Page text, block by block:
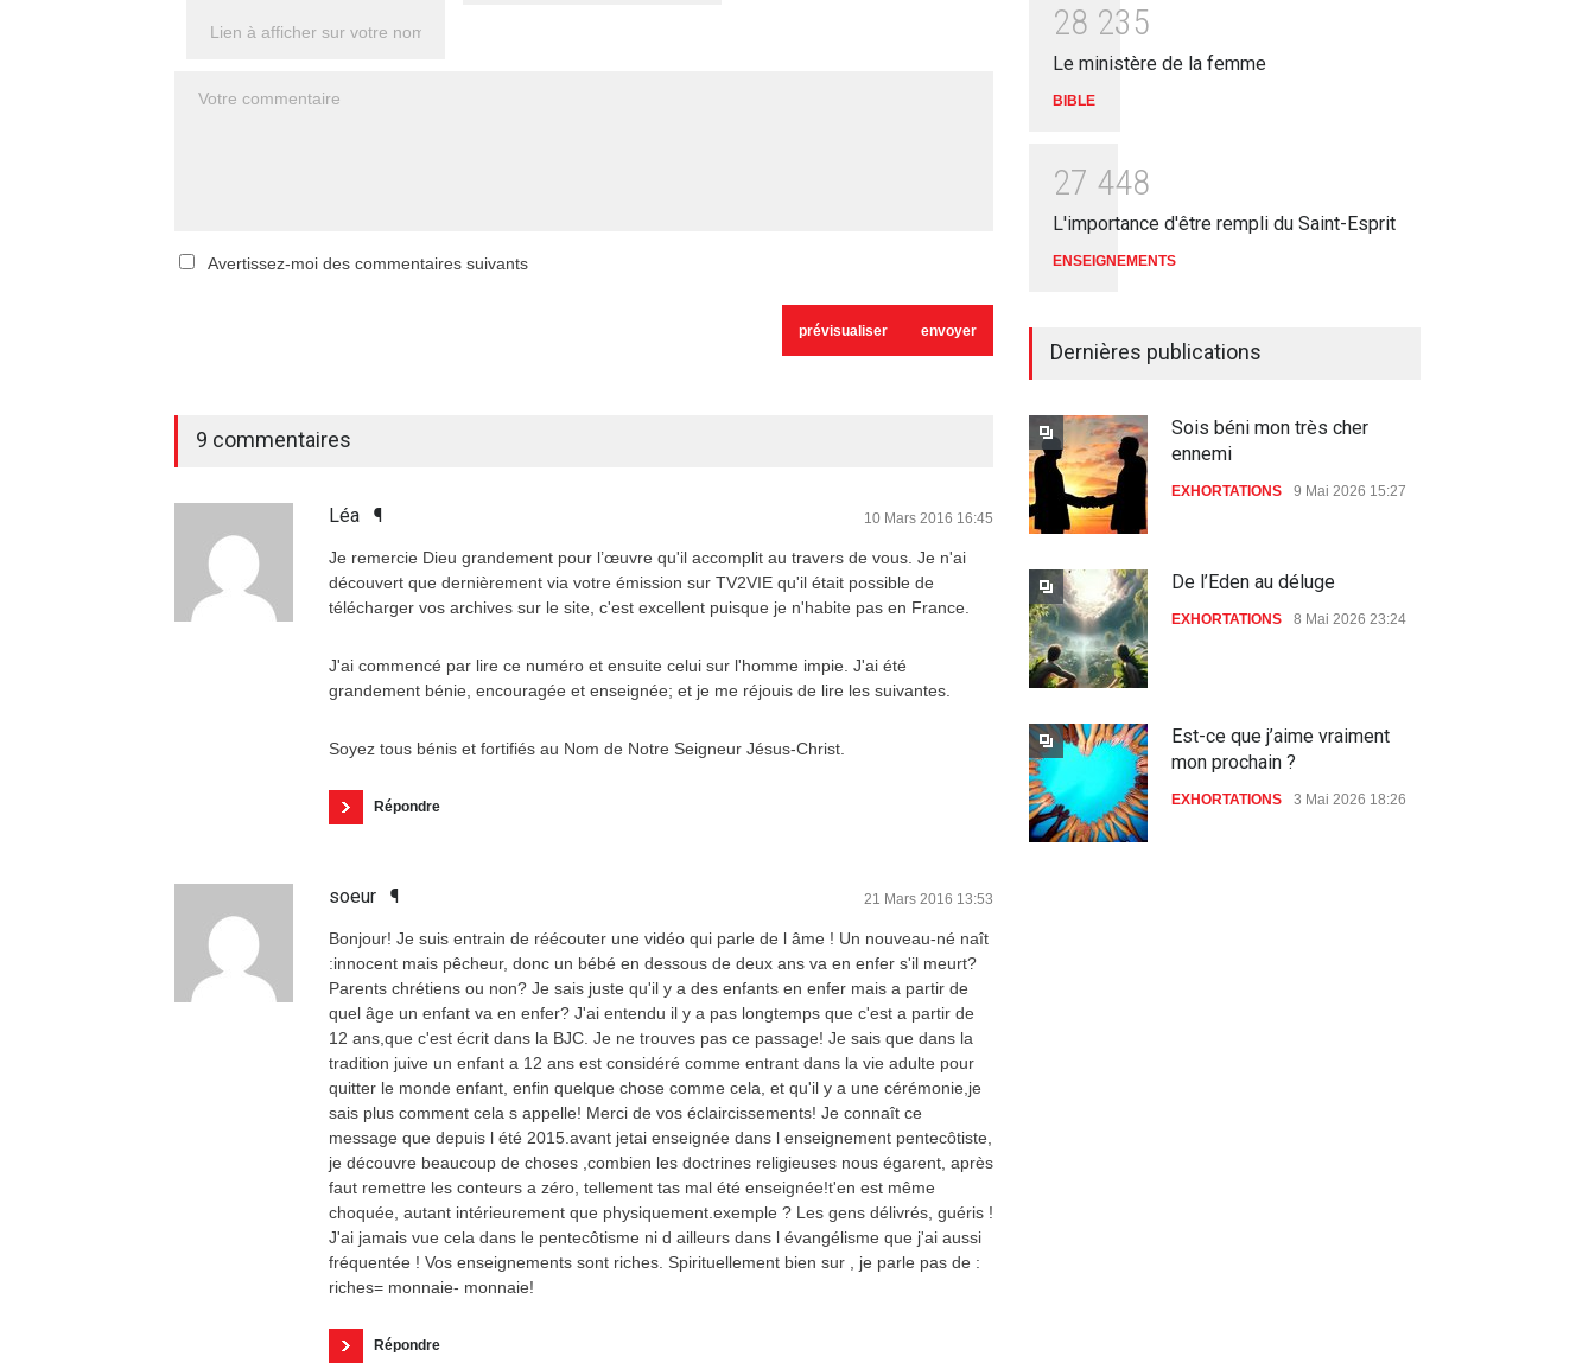
Avertissez-moi des commentaires suivants
9 commentaires
Léa ¶ 10 Mars 2016 16:45
Je remercie Dieu grandement pour l’œuvre qu'il accomplit au travers de vous. Je n'ai
découvert que dernièrement via votre émission sur TV2VIE qu'il était possible de
télécharger vos archives sur le site, c'est excellent puisque je n'habite pas en France.
J'ai commencé par lire ce numéro et ensuite celui sur l'homme impie. J'ai été
grandement bénie, encouragée et enseignée; et je me réjouis de lire les suivantes.
Soyez tous bénis et fortifiés au Nom de Notre Seigneur Jésus-Christ.
Répondre
soeur ¶ 21 Mars 2016 13:53
Bonjour! Je suis entrain de réécouter une vidéo qui parle de l âme ! Un nouveau-né naît
:innocent mais pêcheur, donc un bébé en dessous de deux ans va en enfer s'il meurt?
Parents chrétiens ou non? Je sais juste qu'il y a des enfants en enfer mais a partir de
quel âge un enfant va en enfer? J'ai entendu il y a pas longtemps que c'est a partir de
12 ans,que c'est écrit dans la BJC. Je ne trouves pas ce passage! Je sais que dans la
tradition juive un enfant a 12 ans est considéré comme entrant dans la vie adulte pour
quitter le monde enfant, enfin quelque chose comme cela, et qu'il y a une cérémonie,je
sais plus comment cela s appelle! Merci de vos éclaircissements! Je connaît ce
message que depuis l été 2015.avant jetai enseignée dans l enseignement pentecôtiste,
je découvre beaucoup de choses ,combien les doctrines religieuses nous égarent, après
faut remettre les conteurs a zéro, tellement tas mal été enseignée!t'en est même
choquée, autant intérieurement que physiquement.exemple ? Les gens délivrés, guéris !
J'ai jamais vue cela dans le pentecôtisme ni d ailleurs dans l évangélisme que j'ai aussi
fréquentée ! Vos enseignements sont riches. Spirituellement bien sur , je parle pas de :
riches= monnaie- monnaie!
Répondre
28 235
Le ministère de la femme
BIBLE
27 448
L'importance d'être rempli du Saint-Esprit
ENSEIGNEMENTS
Dernières publications
Sois béni mon très cher
ennemi
EXHORTATIONS 9 Mai 2026 15:27
De l’Eden au déluge
EXHORTATIONS 8 Mai 2026 23:24
Est-ce que j’aime vraiment
mon prochain ?
EXHORTATIONS 3 Mai 2026 18:26